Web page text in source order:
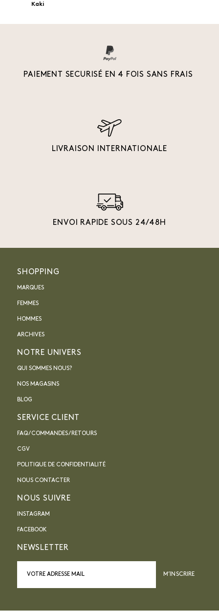
Kaki
PAIEMENT SECURISÉ EN 4 FOIS SANS FRAIS
LIVRAISON INTERNATIONALE
ENVOI RAPIDE SOUS 24/48H
SHOPPING
MARQUES
FEMMES
HOMMES
ARCHIVES
NOTRE UNIVERS
QUI SOMMES NOUS?
NOS MAGASINS
BLOG
SERVICE CLIENT
FAQ / COMMANDES / RETOURS
CGV
POLITIQUE DE CONFIDENTIALITÉ
NOUS CONTACTER
NOUS SUIVRE
INSTAGRAM
FACEBOOK
NEWSLETTER
M’INSCRIRE